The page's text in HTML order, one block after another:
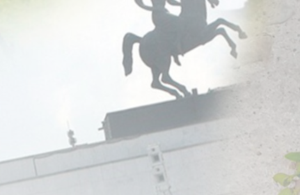
вписать в существующие стены. Потому что размеры
разницы. И раппорт уходит. А самое было, что
на десятилетия для периферийных храмов. Бывало,
сказать, что количество орнаментов там
как это делалось. Сколько там всего метров, не
тысячи пятьсот метров было, у соседней бригады две